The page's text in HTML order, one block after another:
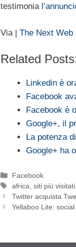
testimonia
Via | The Next Web
Related
Linkedin è
Facebook
Facebook è
Google+, il
La potenza
Google+ ha
Categorie
Facebook
Tag
africa ,siti più visitati
Twitter acquista
Yellaboo Lite: